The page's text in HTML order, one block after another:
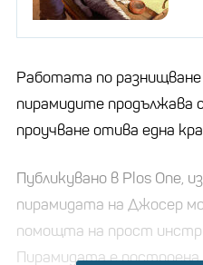
Работата по
пирамидите продължава
проучване отива една
Публикувано в Plos One,
пирамидата на Джосер
помощта на прост
Пирамидата е